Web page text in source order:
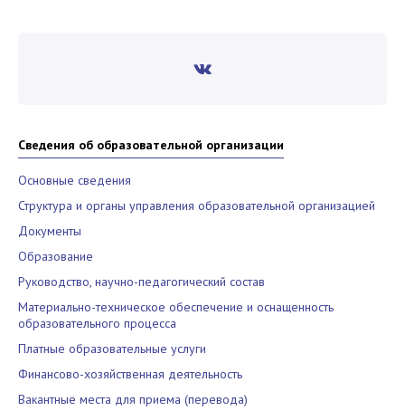
Сведения об образовательной организации
Основные сведения
Структура и органы управления образовательной организацией
Документы
Образование
Руководство, научно-педагогический состав
Материально-техническое обеспечение и оснащенность
образовательного процесса
Платные образовательные услуги
Финансово-хозяйственная деятельность
Вакантные места для приема (перевода)